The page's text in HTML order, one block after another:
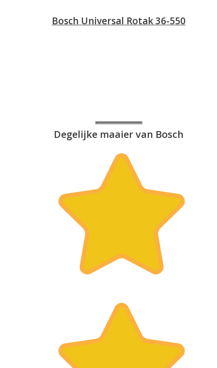
Bosch Universal Rotak 36-550
Degelijke maaier van Bosch